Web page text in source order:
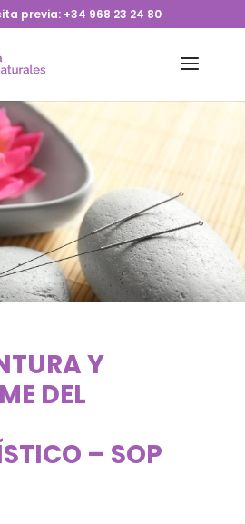
previa: +34 968 23 24 80
Y
DEL
– SOP